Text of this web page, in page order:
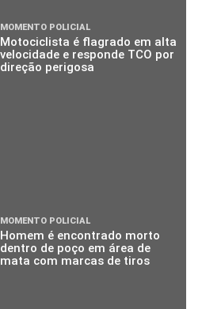
MOMENTO POLICIAL
Motociclista é flagrado em alta
velocidade e responde TCO por
direção perigosa
MOMENTO POLICIAL
Homem é encontrado morto
dentro de poço em área de
mata com marcas de tiros